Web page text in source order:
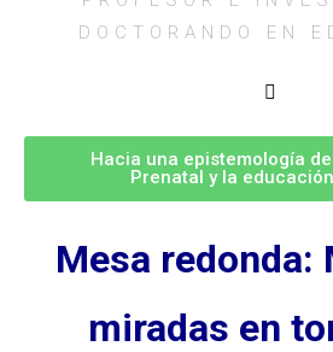
DOCTORANDO EN
Hacia una epistemología
Prenatal y la
Mesa redonda:
miradas en